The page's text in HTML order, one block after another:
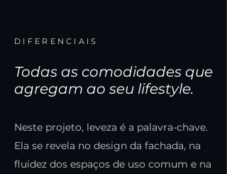
DIFERENCIAIS
Todas as comodidades que
agregam ao seu lifestyle.
Neste projeto, leveza é a palavra-chave.
Ela se revela no design da fachada, na
fluidez dos espaços de uso comum e na